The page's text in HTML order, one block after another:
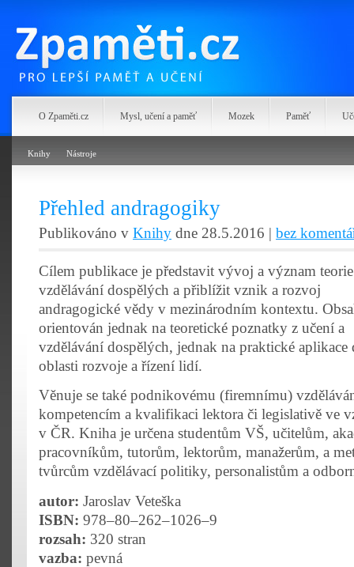
Zpaměti.cz
O Zpaměti.cz Mysl, učení a paměť Mozek Paměť
Knihy Nástroje
Přehled andragogiky
Publikováno v Knihy dne 28.5.2016 | bez
Cílem publikace je představit vývoj a význam
vzdělávání dospělých a přiblížit vznik a rozvoj
andragogické vědy v mezinárodním kontextu.
orientován jednak na teoretické poznatky z učení a
vzdělávání dospělých, jednak na praktické aplikace
oblasti rozvoje a řízení lidí.
Věnuje se také podnikovému (firemnímu)
kompetencím a kvalifikaci lektora či legislativě ve
v ČR. Kniha je určena studentům VŠ, učitelům,
pracovníkům, tutorům, lektorům, manažerům, a
tvůrcům vzdělávací politiky, personalistům a
autor: Jaroslav Veteška
ISBN: 978–80–262–1026–9
rozsah: 320 stran
vazba: pevná